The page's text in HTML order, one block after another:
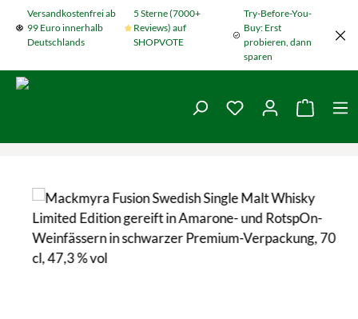
Zum Hauptinhalt springen
Versandkostenfrei ab
99 Euro innerhalb
Deutschlands
5 Sterne (7000+
Reviews) auf
SHOPVOTE
Try-Before-You-
Buy: Erst
probieren, dann
sparen
Du hast 0
Bildergalerie überspringen